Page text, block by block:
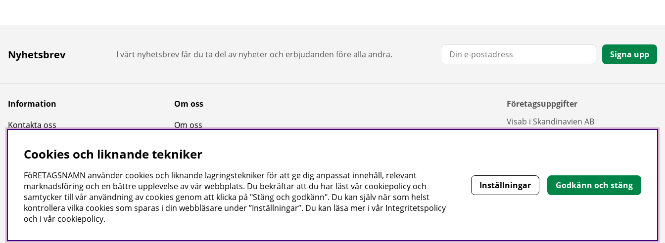
Nyhetsbrev I vårt nyhetsbrev får du ta del av nyheter och erbjudanden före alla andra. E-post: Signa upp
Information
Kontakta oss
Köpvillkor
Jobba hos oss
Om oss
Om oss
Kataloger
Företagsuppgifter
Visab i Skandinavien AB
Din lokala leverantör av städ- och
Org nr: 556504-4558
Tel: 0382-157 50 | info@visab.info
Mån–fre 07:30–16:00
Cookies och liknande tekniker
FöRETAGSNAMN använder cookies och liknande lagringstekniker för att ge dig anpassat innehåll, relevant
marknadsföring och en bättre upplevelse av vår webbplats. Du bekräftar att du har läst vår cookiepolicy och
samtycker till vår användning av cookies genom att klicka på "Stäng och godkänn". Du kan själv när som helst
kontrollera vilka cookies som sparas i din webbläsare under ”Inställningar”. Du kan läsa mer i vår Integritetspolicy
och i vår cookiepolicy.
Inställningar Godkänn och stäng